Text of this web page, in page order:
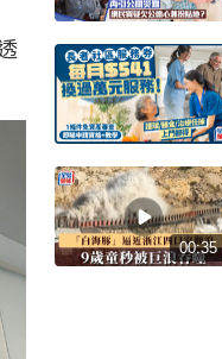
00:35